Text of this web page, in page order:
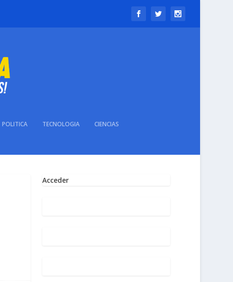
POLITICA TECNOLOGIA CIENCIAS
Acceder